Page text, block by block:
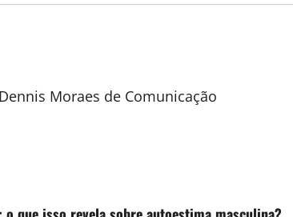
Moraes de Comunicação